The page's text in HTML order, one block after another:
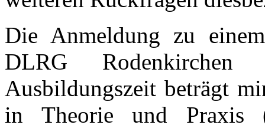
Die Anmeldung zu
DLRG
Ausbildungszeit beträgt
in Theorie und Praxis